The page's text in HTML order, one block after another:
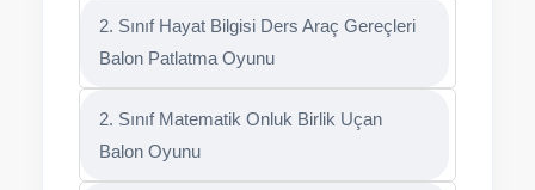
2. Sınıf Hayat Bilgisi Ders Araç Gereçleri
Balon Patlatma Oyunu
2. Sınıf Matematik Onluk Birlik Uçan
Balon Oyunu